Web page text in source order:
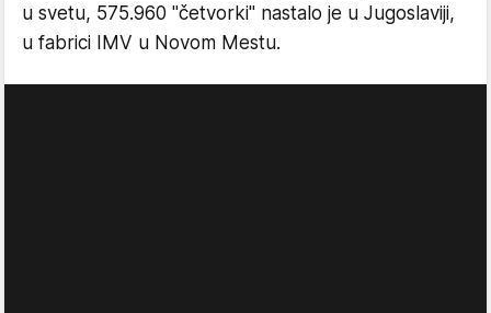
u svetu, 575.960 "četvorki" nastalo je u Jugoslaviji,
u fabrici IMV u Novom Mestu.